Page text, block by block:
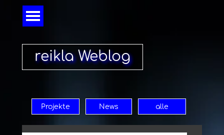
Direkt zum Seiteninhalt
reikla Weblog
Projekte News alle